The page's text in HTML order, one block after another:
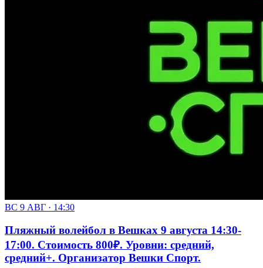
ВС 9 АВГ · 14:30
Пляжный волейбол в Вешках 9 августа 14:30-
17:00. Стоимость 800₽. Уровни: средний,
средний+. Организатор Вешки Спорт.